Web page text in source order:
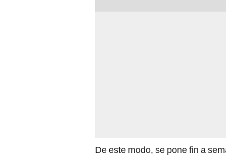
De este modo, se pone fin a